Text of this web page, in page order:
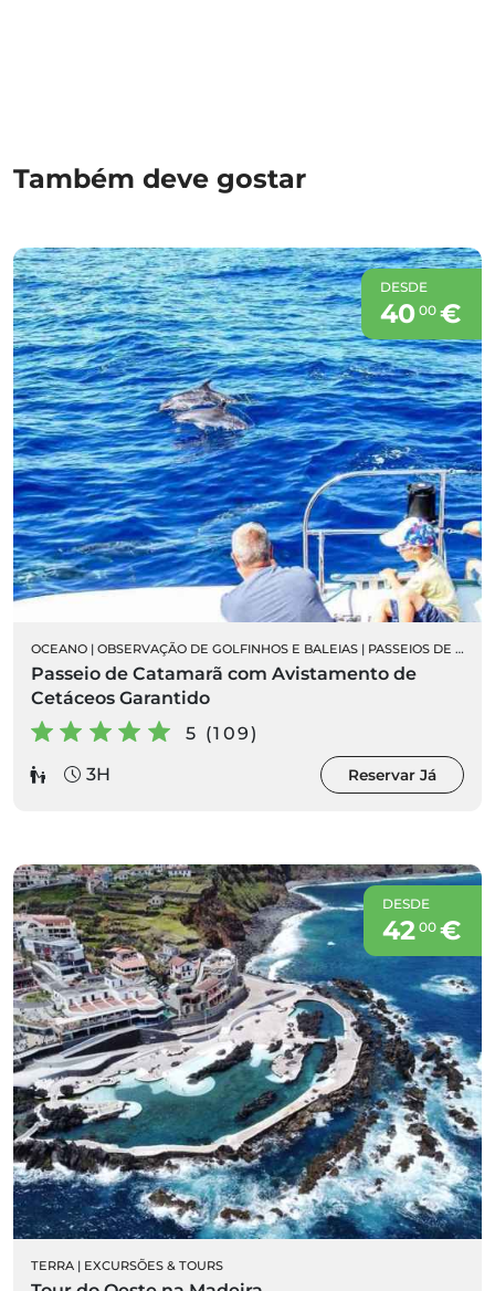
Também deve gostar
DESDE
40 00€
OCEANO | OBSERVAÇÃO DE GOLFINHOS E BALEIAS | PASSEIOS DE BARCO
Passeio de Catamarã com Avistamento de
Cetáceos Garantido
5 (109)
3H
Reservar Já
DESDE
42 00€
TERRA | EXCURSÕES & TOURS